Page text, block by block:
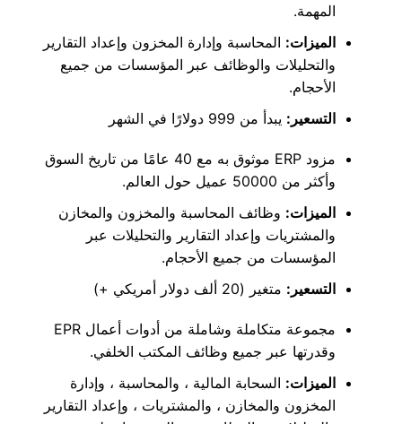
المهمة.
الميزات: المحاسبة وإدارة المخزون وإعداد التقارير
والتحليلات والوظائف عبر المؤسسات من جميع
الأحجام.
التسعير: يبدأ من 999 دولارًا في الشهر
مزود ERP موثوق به مع 40 عامًا من تاريخ السوق
وأكثر من 50000 عميل حول العالم.
الميزات: وظائف المحاسبة والمخزون والمخازن
والمشتريات وإعداد التقارير والتحليلات عبر
المؤسسات من جميع الأحجام.
التسعير: متغير (20 ألف دولار أمريكي +)
مجموعة متكاملة وشاملة من أدوات أعمال EPR
وقدرتها عبر جميع وظائف المكتب الخلفي.
الميزات: السحابة المالية ، والمحاسبة ، وإدارة
المخزون والمخازن ، والمشتريات ، وإعداد التقارير